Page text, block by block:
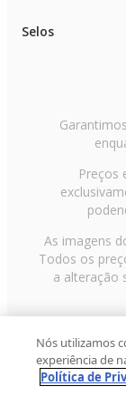
Selos
Preços
As imagens
Todos os
a alteração
Paulo/SP,
2013 Fast
Nós utilizamos
experiência de
Política de